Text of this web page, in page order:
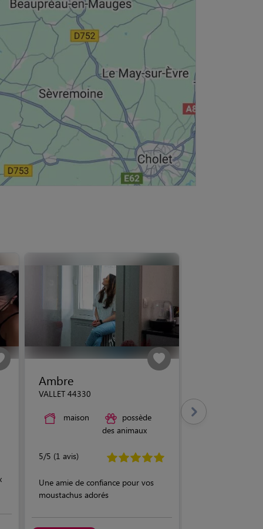
Ambre
VALLET 44330
maison
possède
des animaux
5/5 (1 avis)
Une amie de confiance pour vos
moustachus adorés